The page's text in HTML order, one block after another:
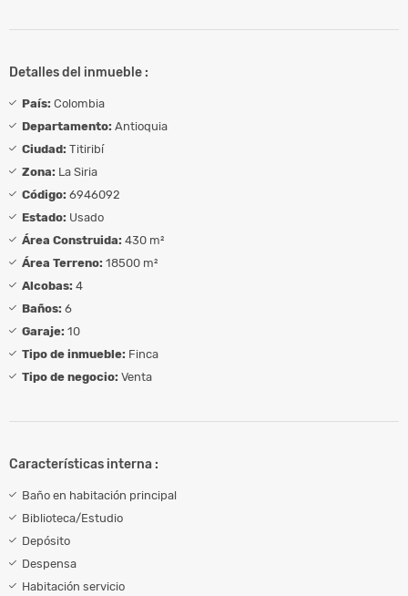
Detalles del inmueble :
País: Colombia
Departamento: Antioquia
Ciudad: Titiribí
Zona: La Siria
Código: 6946092
Estado: Usado
Área Construida: 430 m²
Área Terreno: 18500 m²
Alcobas: 4
Baños: 6
Garaje: 10
Tipo de inmueble: Finca
Tipo de negocio: Venta
Características interna :
Baño en habitación principal
Biblioteca/Estudio
Depósito
Despensa
Habitación servicio